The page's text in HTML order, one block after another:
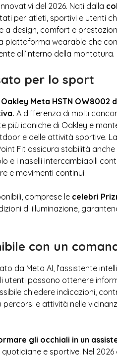
del 2026. Nati dalla
per atleti, sportivi e utenti
design, comfort e
piattaforma wearable che
all’interno della montatura.
per lo sport
Meta HSTN
A differenza di molti
più iconiche di Oakley e
e delle attività sportive. La
Fit assicura stabilità
e i naselli intercambiabili
e movimenti continui.
comprese le celebri
di illuminazione,
con un
da Meta AI, l’assistente
utenti possono ottenere
chiedere indicazioni,
e attività nelle
gli occhiali in un
e sportive. Nel